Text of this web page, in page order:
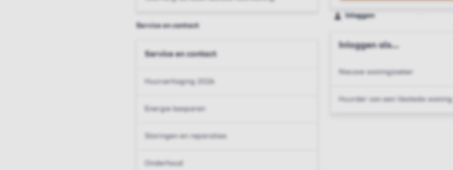
Service en contact
Service en contact
Huurverhoging 2026
Energie besparen
Storingen en reparaties
Onderhoud
Inloggen
Inloggen als...
Nieuwe woningzoeker
Huurder van een Vesteda woning